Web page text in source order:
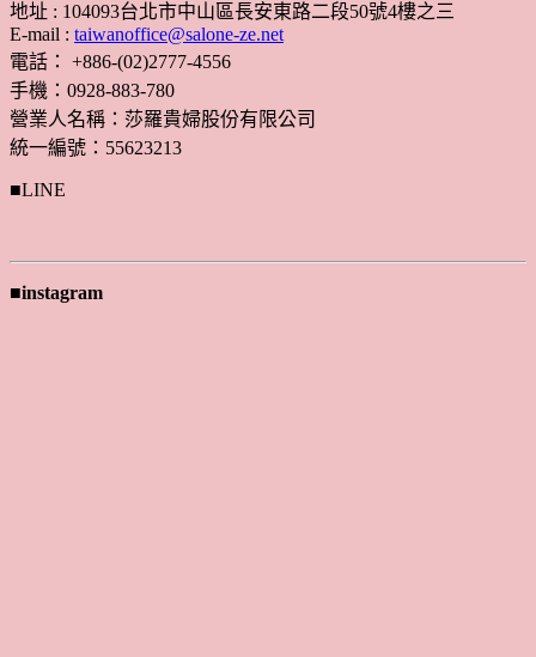
地址 : 104093台北市中山區長安東路二段50號4樓之三
E-mail : taiwanoffice@salone-ze.net
電話： +886-(02)2777-4556
手機：0928-883-780
營業人名稱：莎羅貴婦股份有限公司
統一編號：55623213
■LINE
■instagram